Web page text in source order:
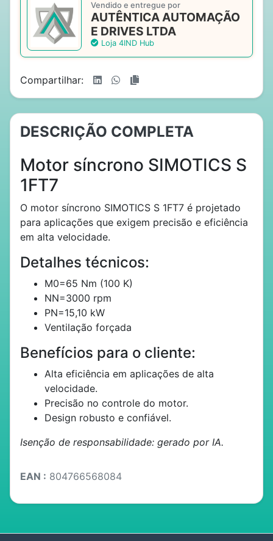
Vendido e entregue por
AUTÊNTICA AUTOMAÇÃO
E DRIVES LTDA
Loja 4IND Hub
Compartilhar:
DESCRIÇÃO COMPLETA
Motor síncrono SIMOTICS S
1FT7
O motor síncrono SIMOTICS S 1FT7 é projetado
para aplicações que exigem precisão e eficiência
em alta velocidade.
Detalhes técnicos:
M0=65 Nm (100 K)
NN=3000 rpm
PN=15,10 kW
Ventilação forçada
Benefícios para o cliente:
Alta eficiência em aplicações de alta
velocidade.
Precisão no controle do motor.
Design robusto e confiável.
Isenção de responsabilidade: gerado por IA.
EAN : 804766568084